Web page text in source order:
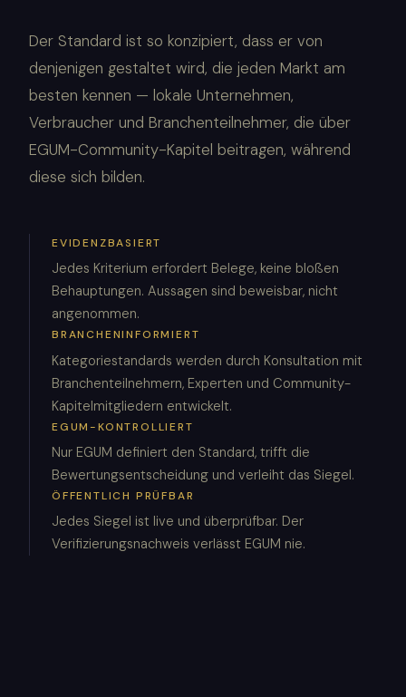
Der Standard ist so konzipiert, dass er von
denjenigen gestaltet wird, die jeden Markt am
besten kennen — lokale Unternehmen,
Verbraucher und Branchenteilnehmer, die über
EGUM-Community-Kapitel beitragen, während
diese sich bilden.
EVIDENZBASIERT
Jedes Kriterium erfordert Belege, keine bloßen
Behauptungen. Aussagen sind beweisbar, nicht
angenommen.
BRANCHENINFORMIERT
Kategoriestandards werden durch Konsultation mit
Branchenteilnehmern, Experten und Community-
Kapitelmitgliedern entwickelt.
EGUM-KONTROLLIERT
Nur EGUM definiert den Standard, trifft die
Bewertungsentscheidung und verleiht das Siegel.
ÖFFENTLICH PRÜFBAR
Jedes Siegel ist live und überprüfbar. Der
Verifizierungsnachweis verlässt EGUM nie.